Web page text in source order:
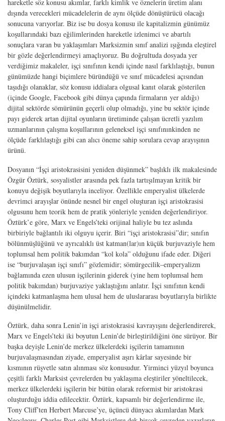
hareketle söz konusu akımlar, farklı kimlik ve öznelerin üretim alanı
dışında verecekleri mücadelelerin de aynı ölçüde dönüştürücü olacağı
sonucuna varıyorlar. Biz ise bu dosya konusu ile kapitalizmin günümüz
koşullarındaki bazı eğilimlerinden hareketle izlenimci ve abartılı
sonuçlara varan bu yaklaşımları Marksizmin sınıf analizi ışığında eleştirel
bir gözle değerlendirmeyi amaçlıyoruz. Bu doğrultuda dosyada yer
verdiğimiz makaleler, işçi sınıfının kendi içinde nasıl farklılaştığı, bunun
günümüzde hangi biçimlere büründüğü ve sınıf mücadelesi açısından
taşıdığı olanaklar, söz konusu iddialara olgusal kanıt olarak gösterilen
(içinde Google, Facebook gibi dünya çapında firmaların yer aldığı)
dijital sektörde sömürünün geçerli olup olmadığı, yine bu sektör içinde
payı giderek artan dijital oyunların üretiminde çalışan ücretli yazılım
uzmanlarının çalışma koşullarının geleneksel işçi sınıfınınkinden ne
ölçüde farklılaştığı gibi can alıcı öneme sahip sorulara cevap arayışının
ürünü.
Dosyanın “İşçi aristokrasisini yeniden düşünmek” başlıklı ilk makalesinde
Özgür Öztürk, sosyalistler arasında pek fazla tartışılmayan kritik bir
konuyu değişik boyutlarıyla inceliyor. Özellikle emperyalist ülkelerde
devrimci arayışlar önünde nesnel bir engel oluşturan işçi aristokrasisi
olgusunu hem teorik hem de pratik yönleriyle yeniden değerlendiriyor.
Öztürk’e göre, Marx ve Engels’teki orijinal haliyle bu tez aslında
birbiriyle bağlantılı iki olguyu içerir. Biri “işçi aristokrasisi”dir; sınıfın
bölünmüşlüğünü ve ayrıcalıklı üst katman(lar)ın küçük burjuvaziyle hem
toplumsal hem politik bakımdan “kol kola” olduğunu ifade eder. Diğeri
ise “burjuvalaşan işçi sınıfı” gözlemidir; sömürgecilik–emperyalizm
bağlamında ezen ulusun işçilerinin giderek (yine hem toplumsal hem
politik bakımdan) burjuvaziye yaklaştığını anlatır. İşçi sınıfının kendi
içindeki katmanlaşma hem ulusal hem de uluslararası boyutlarıyla birlikte
düşünülmelidir.
Öztürk, daha sonra Lenin’in işçi aristokrasisi kavrayışını değerlendirerek,
Marx ve Engels’teki iki boyutun Lenin’de birleştirildiğini öne sürüyor. Bir
başka deyişle Lenin’de merkez ülkelerdeki işçilerin tamamının
burjuvalaşmasından ziyade, emperyalist aşırı kârlar sayesinde bir
kısmının rüşvetle satın alınması söz konusudur. Yirminci yüzyıl boyunca
çeşitli farklı Marksist çevrelerden bu yaklaşıma eleştiriler yöneltilecek,
merkez ülkelerdeki işçilerin bir bütün olarak reformist bir aristokrasi
oluşturduğu iddia edilecektir. Öztürk, kapsamlı bir değerlendirme ile,
Tony Cliff’ten Herbert Marcuse’ye, üçüncü dünyacı akımlardan Mark